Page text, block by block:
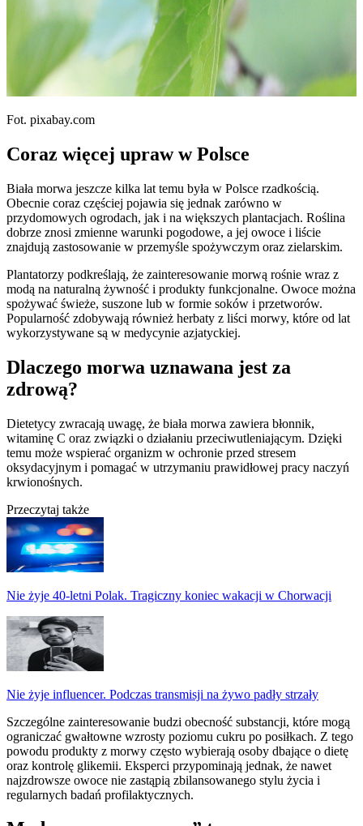
Fot. pixabay.com
Coraz więcej upraw w Polsce
Biała morwa jeszcze kilka lat temu była w Polsce rzadkością.
Obecnie coraz częściej pojawia się jednak zarówno w
przydomowych ogrodach, jak i na większych plantacjach. Roślina
dobrze znosi zmienne warunki pogodowe, a jej owoce i liście
znajdują zastosowanie w przemyśle spożywczym oraz zielarskim.
Plantatorzy podkreślają, że zainteresowanie morwą rośnie wraz z
modą na naturalną żywność i produkty funkcjonalne. Owoce można
spożywać świeże, suszone lub w formie soków i przetworów.
Popularność zdobywają również herbaty z liści morwy, które od lat
wykorzystywane są w medycynie azjatyckiej.
Dlaczego morwa uznawana jest za
zdrową?
Dietetycy zwracają uwagę, że biała morwa zawiera błonnik,
witaminę C oraz związki o działaniu przeciwutleniającym. Dzięki
temu może wspierać organizm w ochronie przed stresem
oksydacyjnym i pomagać w utrzymaniu prawidłowej pracy naczyń
krwionośnych.
Przeczytaj także
Nie żyje 40-letni Polak. Tragiczny koniec wakacji w Chorwacji
Nie żyje influencer. Podczas transmisji na żywo padły strzały
Szczególne zainteresowanie budzi obecność substancji, które mogą
ograniczać gwałtowne wzrosty poziomu cukru po posiłkach. Z tego
powodu produkty z morwy często wybierają osoby dbające o dietę
oraz kontrolę glikemii. Eksperci przypominają jednak, że nawet
najzdrowsze owoce nie zastąpią zbilansowanego stylu życia i
regularnych badań profilaktycznych.